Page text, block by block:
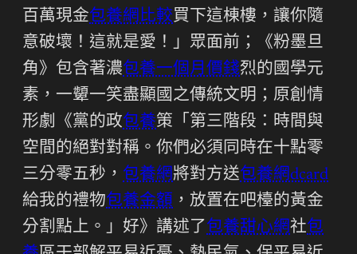
百萬現金包養網比較買下這棟樓，讓你隨
意破壞！這就是愛！」眾面前；《粉墨旦
角》包含著濃包養一個月價錢烈的國學元
素，一顰一笑盡顯國之傳統文明；原創情
形劇《黨的政包養策「第三階段：時間與
空間的絕對對稱。你們必須同時在十點零
三分零五秒， 包養網將對方送包養網dcard
給我的禮物包養金額 ，放置在吧檯的黃金
分割點上。」好》講述了 包養甜心網社包